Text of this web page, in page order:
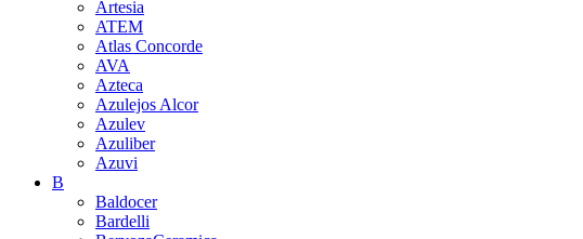
Artesia
ATEM
Atlas Concorde
AVA
Azteca
Azulejos Alcor
Azulev
Azuliber
Azuvi
B
Baldocer
Bardelli